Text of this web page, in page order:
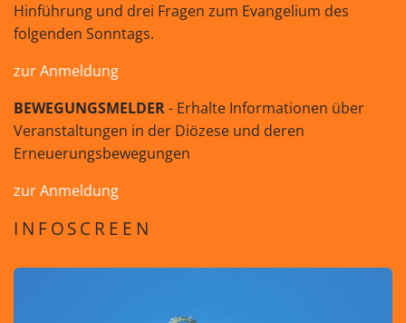
Hinführung und drei Fragen zum Evangelium des
folgenden Sonntags.
zur Anmeldung
BEWEGUNGSMELDER- Erhalte Informationen über
Veranstaltungen in der Diözese und deren
Erneuerungsbewegungen
zur Anmeldung
INFOSCREEN